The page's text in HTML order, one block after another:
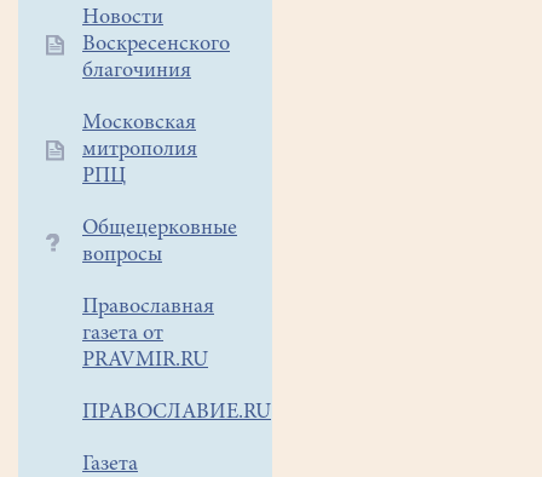
Дополнительное
меню
Новости
Воскресенского
благочиния
Московская
митрополия
РПЦ
Общецерковные
вопросы
Православная
газета от
PRAVMIR.RU
ПРАВОСЛАВИЕ.RU
Газета